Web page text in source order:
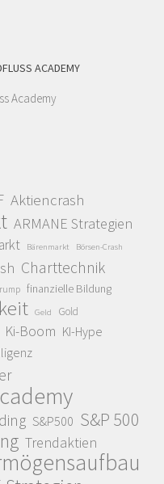
ACADEMY
Aktiencrash
ARMANE Strategien
Bärenmarkt Börsen-Crash
Charttechnik
finanzielle Bildung
Geld Gold
Ki-Boom KI-Hype
S&P500 S&P 500
Trendaktien